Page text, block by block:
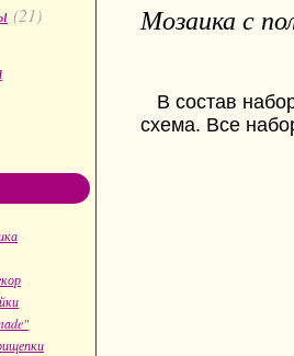
(21)
Мозаика с
В состав
схема. Все